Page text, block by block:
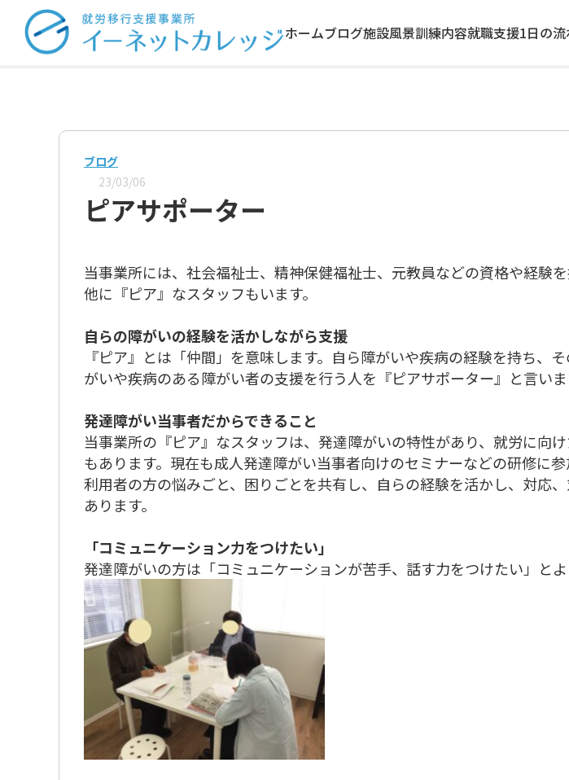
ホームブログ施設風景訓練内容就職支援1日の
ブログ
23/03/06
ピアサポーター
当事業所には、社会福祉士、精神保健福祉士、元教員などの資格や経験
他に『ピア』なスタッフもいます。
自らの障がいの経験を活かしながら支援
『ピア』とは「仲間」を意味します。自ら障がいや疾病の経験を持ち、
がいや疾病のある障がい者の支援を行う人を『ピアサポーター』と言いま
発達障がい当事者だからできること
当事業所の『ピア』なスタッフは、発達障がいの特性があり、就労に向
もあります。現在も成人発達障がい当事者向けのセミナーなどの研修に参
利用者の方の悩みごと、困りごとを共有し、自らの経験を活かし、対応
あります。
「コミュニケーション力をつけたい」
発達障がいの方は「コミュニケーションが苦手、話す力をつけたい」とよ